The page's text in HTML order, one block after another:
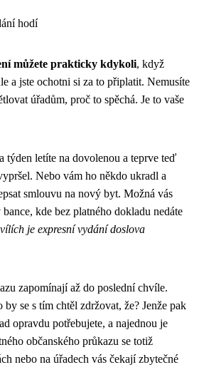
hodí
můžete prakticky kdykoli, když
a jste ochotni si za to připlatit. Nemusíte
úřadům, proč to spěchá. Je to vaše
týden letíte na dovolenou a teprve teď
Nebo vám ho někdo ukradl a
smlouvu na nový byt. Možná vás
kde bez platného dokladu nedáte
je expresní vydání doslova
zapomínají až do poslední chvíle.
by se s tím chtěl zdržovat, že? Jenže pak
opravdu potřebujete, a najednou je
občanského průkazu se totiž
nebo na úřadech vás čekají zbytečné